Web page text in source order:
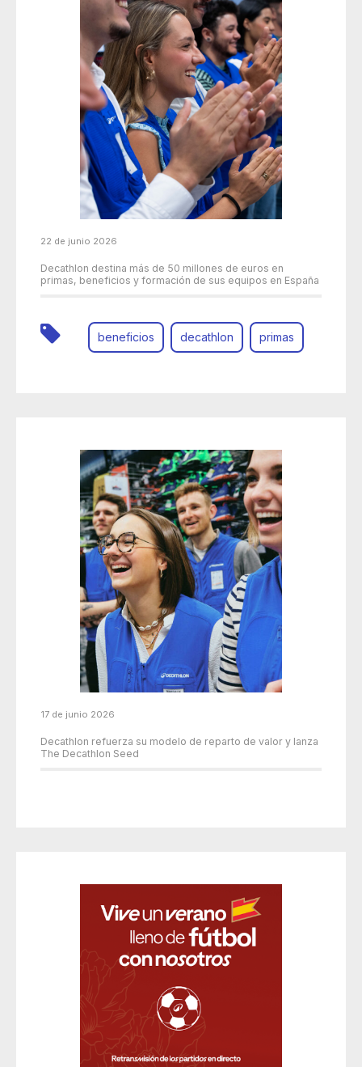
22 de junio 2026
Decathlon destina más de 50 millones de euros en
primas, beneficios y formación de sus equipos en España
beneficios decathlon primas
17 de junio 2026
Decathlon refuerza su modelo de reparto de valor y lanza
The Decathlon Seed